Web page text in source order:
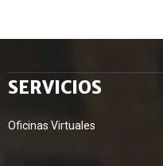
SERVICIOS
Oficinas Virtuales